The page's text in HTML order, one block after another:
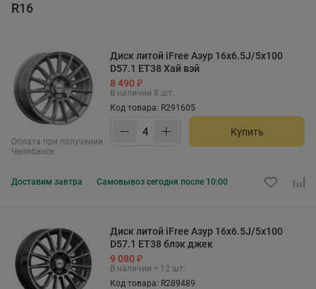
R16
Оплата при получении
Челябинск
Диск литой iFree Азур 16x6.5J/5x100
D57.1 ET38 Хай вэй
8 490 ₽
В наличии 8 шт.
Код товара: R291605
Купить
Доставим завтра Самовывоз сегодня после 10:00
Диск литой iFree Азур 16x6.5J/5x100
D57.1 ET38 блэк джек
9 080 ₽
В наличии > 12 шт.
Код товара: R289489